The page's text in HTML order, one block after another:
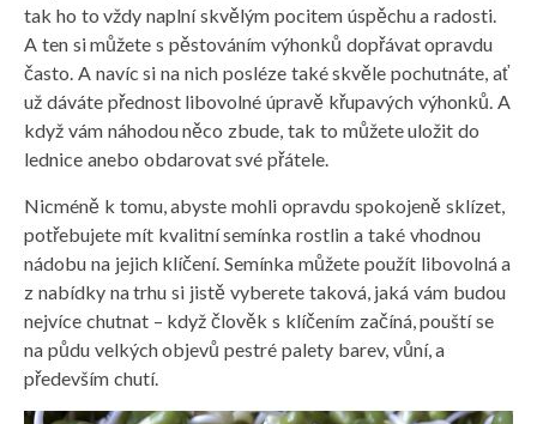
tak ho to vždy naplní skvělým pocitem úspěchu a radosti.
A ten si můžete s pěstováním výhonků dopřávat opravdu
často. A navíc si na nich posléze také skvěle pochutnáte, ať
už dáváte přednost libovolné úpravě křupavých výhonků. A
když vám náhodou něco zbude, tak to můžete uložit do
lednice anebo obdarovat své přátele.
Nicméně k tomu, abyste mohli opravdu spokojeně sklízet,
potřebujete mít kvalitní semínka rostlin a také vhodnou
nádobu na jejich klíčení. Semínka můžete použít libovolná a
z nabídky na trhu si jistě vyberete taková, jaká vám budou
nejvíce chutnat – když člověk s klíčením začíná, pouští se
na půdu velkých objevů pestré palety barev, vůní, a
především chutí.